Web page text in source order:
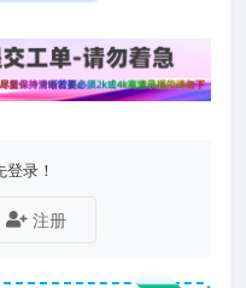
录！
注册